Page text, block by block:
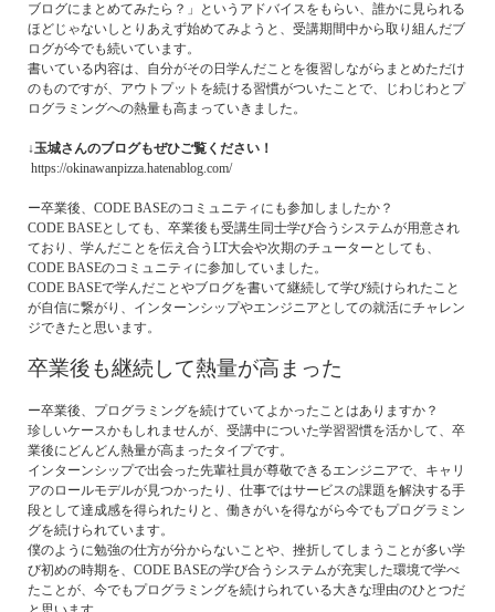
ブログにまとめてみたら？」というアドバイスをもらい、誰かに見られる
ほどじゃないしとりあえず始めてみようと、受講期間中から取り組んだブ
ログが今でも続いています。
書いている内容は、自分がその日学んだことを復習しながらまとめただけ
のものですが、アウトプットを続ける習慣がついたことで、じわじわとプ
ログラミングへの熱量も高まっていきました。
↓玉城さんのブログもぜひご覧ください！
https://okinawanpizza.hatenablog.com/
ー卒業後、CODE BASEのコミュニティにも参加しましたか？
CODE BASEとしても、卒業後も受講生同士学び合うシステムが用意され
ており、学んだことを伝え合うLT大会や次期のチューターとしても、
CODE BASEのコミュニティに参加していました。
CODE BASEで学んだことやブログを書いて継続して学び続けられたこと
が自信に繋がり、インターンシップやエンジニアとしての就活にチャレン
ジできたと思います。
卒業後も継続して熱量が高まった
ー卒業後、プログラミングを続けていてよかったことはありますか？
珍しいケースかもしれませんが、受講中についた学習習慣を活かして、卒
業後にどんどん熱量が高まったタイプです。
インターンシップで出会った先輩社員が尊敬できるエンジニアで、キャリ
アのロールモデルが見つかったり、仕事ではサービスの課題を解決する手
段として達成感を得られたりと、働きがいを得ながら今でもプログラミン
グを続けられています。
僕のように勉強の仕方が分からないことや、挫折してしまうことが多い学
び初めの時期を、CODE BASEの学び合うシステムが充実した環境で学べ
たことが、今でもプログラミングを続けられている大きな理由のひとつだ